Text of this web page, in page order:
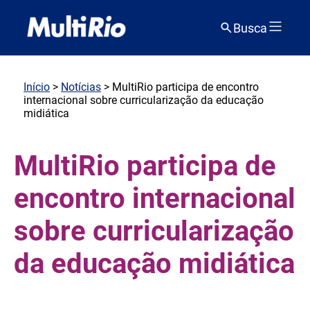
Busca
Início > Notícias > MultiRio participa de encontro
internacional sobre curricularização da educação
midiática
MultiRio participa de
encontro internacional
sobre curricularização
da educação midiática